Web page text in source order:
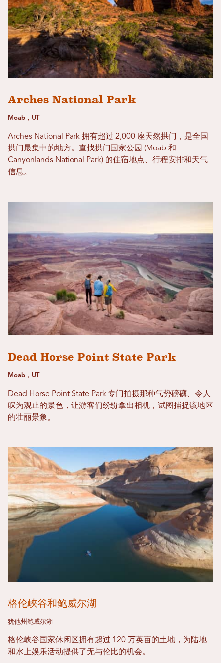
Arches National Park
Moab，UT
Arches National Park 拥有超过 2,000 座天然拱门，是全国
拱门最集中的地方。查找拱门国家公园 (Moab 和
Canyonlands National Park) 的住宿地点、行程安排和天气
信息。
Dead Horse Point State Park
Moab，UT
Dead Horse Point State Park 专门拍摄那种气势磅礴、令人
叹为观止的景色，让游客们纷纷拿出相机，试图捕捉该地区
的壮丽景象。
格伦峡谷和鲍威尔湖
犹他州鲍威尔湖
格伦峡谷国家休闲区拥有超过 120 万英亩的土地，为陆地
和水上娱乐活动提供了无与伦比的机会。